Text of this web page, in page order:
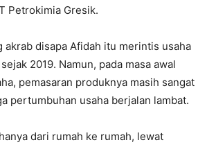
Petrokimia Gresik.
akrab disapa Afidah itu merintis usaha
2019. Namun, pada masa awal
pemasaran produknya masih sangat
pertumbuhan usaha berjalan lambat.
dari rumah ke rumah, lewat